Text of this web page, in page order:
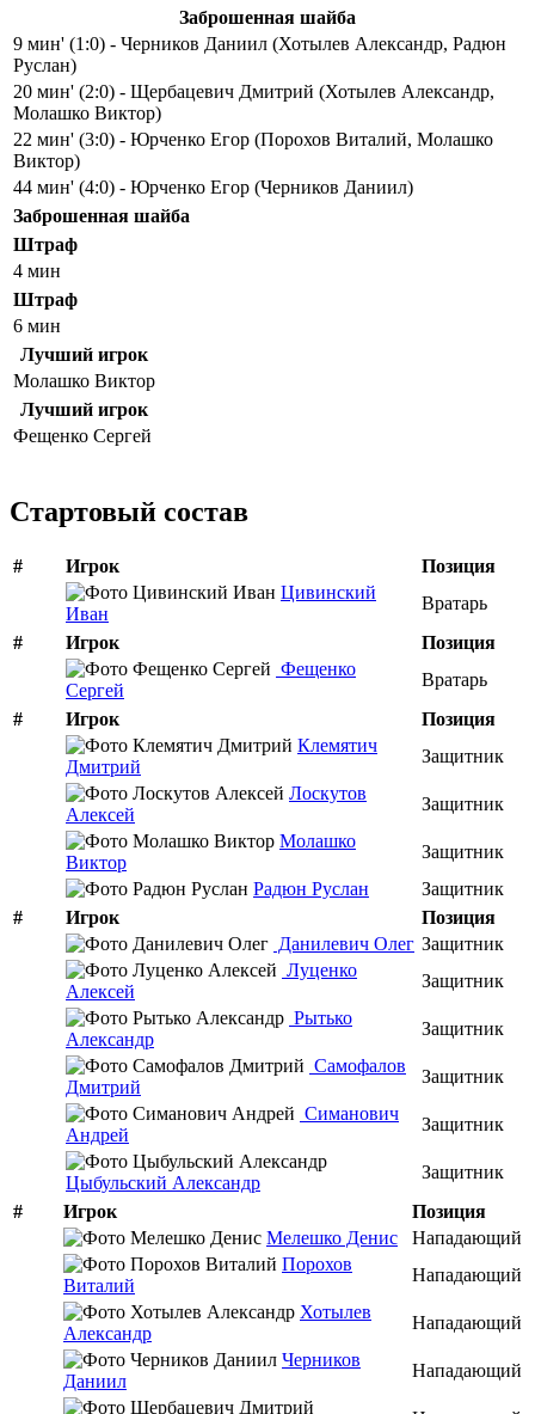
Заброшенная шайба
9 мин' (1:0) - Черников Даниил (Хотылев Александр, Радюн
Руслан)
20 мин' (2:0) - Щербацевич Дмитрий (Хотылев Александр,
Молашко Виктор)
22 мин' (3:0) - Юрченко Егор (Порохов Виталий, Молашко
Виктор)
44 мин' (4:0) - Юрченко Егор (Черников Даниил)
Заброшенная шайба
Штраф
4 мин
Штраф
6 мин
Лучший игрок
Молашко Виктор
Лучший игрок
Фещенко Сергей
Стартовый состав
# Игрок
Позиция
Цивинский
Иван
Вратарь
#
Игрок
Позиция
Фещенко
Сергей
Вратарь
#
Игрок
Позиция
Клемятич
Дмитрий
Защитник
Лоскутов
Алексей
Защитник
Молашко
Виктор
Защитник
Радюн Руслан
Защитник
#
Игрок
Позиция
Данилевич Олег Защитник
Луценко
Алексей
Защитник
Рытько
Александр
Защитник
Самофалов
Дмитрий
Защитник
Симанович
Андрей
Защитник
Цыбульский Александр
Защитник
#
Игрок
Позиция
Мелешко Денис
Нападающий
Порохов
Виталий
Нападающий
Хотылев
Александр
Нападающий
Черников
Даниил
Нападающий